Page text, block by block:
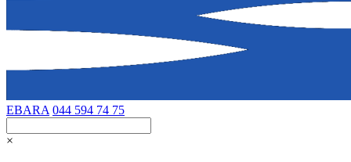
EBARA 044 594 74 75
×